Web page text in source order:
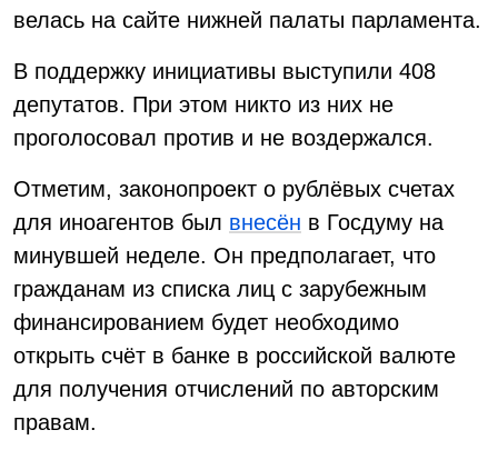
велась на сайте нижней палаты парламента.
В поддержку инициативы выступили 408
депутатов. При этом никто из них не
проголосовал против и не воздержался.
Отметим, законопроект о рублёвых счетах
для иноагентов был внесён в Госдуму на
минувшей неделе. Он предполагает, что
гражданам из списка лиц с зарубежным
финансированием будет необходимо
открыть счёт в банке в российской валюте
для получения отчислений по авторским
правам.